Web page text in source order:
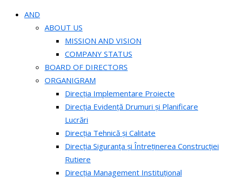
AND
ABOUT US
MISSION AND VISION
COMPANY STATUS
BOARD OF DIRECTORS
ORGANIGRAM
Direcția Implementare Proiecte
Direcția Evidență Drumuri și Planificare
Lucrări
Direcția Tehnică și Calitate
Direcția Siguranța și Întreținerea Construcției
Rutiere
Direcția Management Instituțional